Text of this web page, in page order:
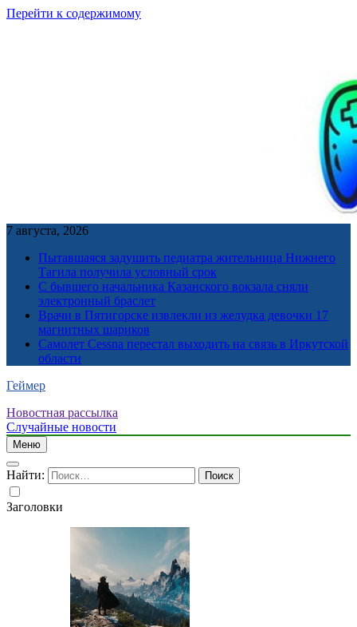
Перейти к содержимому
7 августа, 2026
Пытавшаяся задушить педиатра жительница Нижнего
Тагила получила условный срок
С бывшего начальника Казанского вокзала сняли
электронный браслет
Врачи в Пятигорске извлекли из желудка девочки 17
магнитных шариков
Самолет Cessna перестал выходить на связь в Иркутской
области
Геймер
Новостная рассылка
Случайные новости
Меню
Найти:
Заголовки